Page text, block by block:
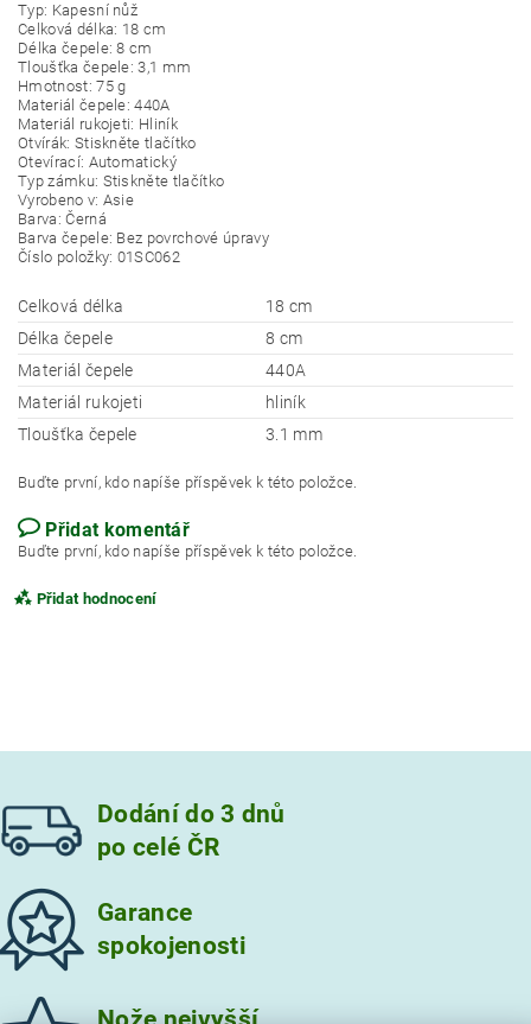
Typ: Kapesní nůž
Celková délka: 18 cm
Délka čepele: 8 cm
Tloušťka čepele: 3,1 mm
Hmotnost: 75 g
Materiál čepele: 440A
Materiál rukojeti: Hliník
Otvírák: Stiskněte tlačítko
Otevírací: Automatický
Typ zámku: Stiskněte tlačítko
Vyrobeno v: Asie
Barva: Černá
Barva čepele: Bez povrchové úpravy
Číslo položky: 01SC062
Celková délka
18 cm
Délka čepele
8 cm
Materiál čepele
440A
Materiál rukojeti
hliník
Tloušťka čepele
3.1 mm
Buďte první, kdo napíše příspěvek k této položce.
Přidat komentář
Buďte první, kdo napíše příspěvek k této položce.
Přidat hodnocení
Vložením hodnocení souhlasíte s
Dodání do 3 dnů
po celé ČR
Garance
spokojenosti